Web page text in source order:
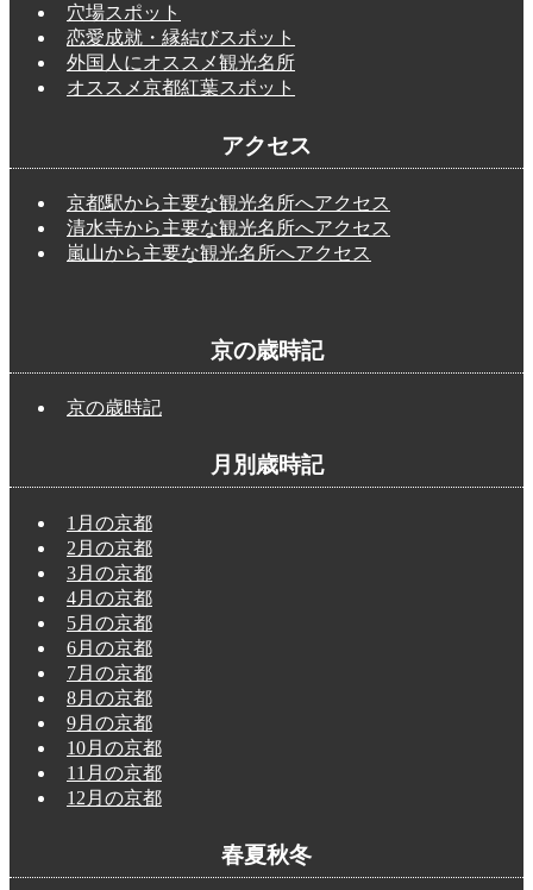
穴場スポット
恋愛成就・縁結びスポット
外国人にオススメ観光名所
オススメ京都紅葉スポット
アクセス
京都駅から主要な観光名所へアクセス
清水寺から主要な観光名所へアクセス
嵐山から主要な観光名所へアクセス
京の歳時記
京の歳時記
月別歳時記
1月の京都
2月の京都
3月の京都
4月の京都
5月の京都
6月の京都
7月の京都
8月の京都
9月の京都
10月の京都
11月の京都
12月の京都
春夏秋冬